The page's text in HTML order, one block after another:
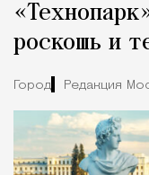
роскошь и
Город Редакция